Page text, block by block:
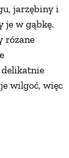
jarzębiny i
je w gąbkę.
różane
wilgoć, więc